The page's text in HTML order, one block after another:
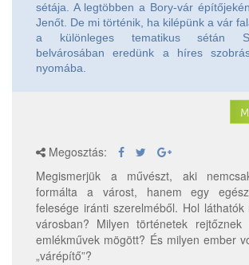
sétája. A legtöbben a Bory-vár
Jenőt. De mi történik, ha kilépünk a vár
a különleges tematikus sétán
belvárosában eredünk a híres
nyomába.
Megosztás:
Megismerjük a művészt, aki
formálta a várost, hanem egy
felesége iránti szerelméből. Hol
városban? Milyen történetek
emlékművek mögött? És milyen ember
„várépítő”?